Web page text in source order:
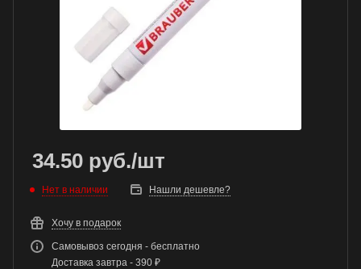
34.50 руб./шт
Нет в наличии Нашли дешевле?
Хочу в подарок
Самовывоз сегодня - бесплатно
Доставка завтра - 390 ₽